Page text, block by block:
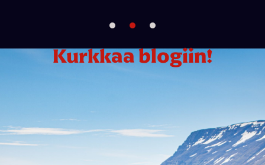
Kurkkaa blogiin!